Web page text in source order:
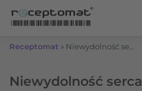
Receptomat »
Niewydolność serca